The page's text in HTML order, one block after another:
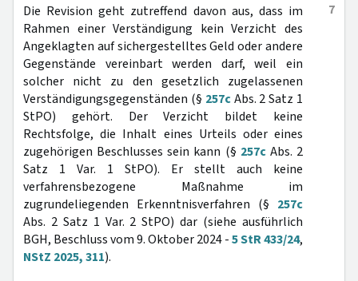
7
Die Revision geht zutreffend davon aus, dass im
Rahmen einer Verständigung kein Verzicht des
Angeklagten auf sichergestelltes Geld oder andere
Gegenstände vereinbart werden darf, weil ein
solcher nicht zu den gesetzlich zugelassenen
Verständigungsgegenständen (§ 257cAbs. 2 Satz 1
StPO) gehört. Der Verzicht bildet keine
Rechtsfolge, die Inhalt eines Urteils oder eines
zugehörigen Beschlusses sein kann (§ 257cAbs. 2
Satz 1 Var. 1 StPO). Er stellt auch keine
verfahrensbezogene Maßnahme im
zugrundeliegenden Erkenntnisverfahren (§ 257c
Abs. 2 Satz 1 Var. 2 StPO) dar (siehe ausführlich
BGH, Beschluss vom 9. Oktober 2024 -5 StR 433/24,
NStZ 2025, 311).